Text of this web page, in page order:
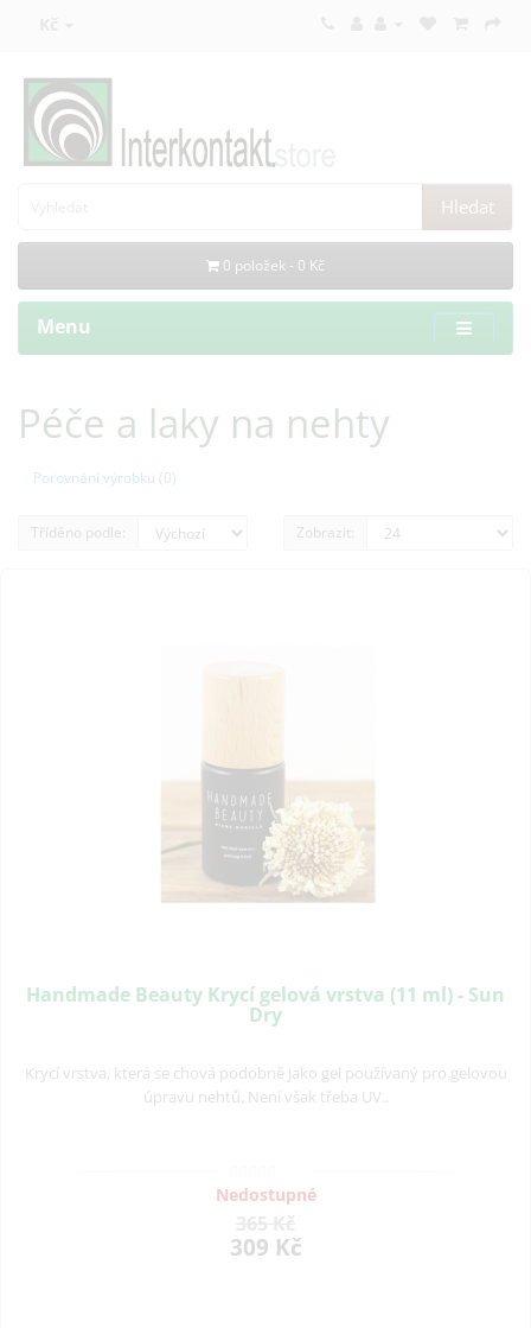
Kč
Hledat
0 položek - 0 Kč
Menu
Péče a laky na nehty
Porovnání výrobku (0)
Tříděno podle: Zobrazit:
Handmade Beauty Krycí gelová vrstva (11 ml) - Sun
Dry
Krycí vrstva, která se chová podobně jako gel používaný pro gelovou
úpravu nehtů. Není však třeba UV..
Nedostupné
309 Kč